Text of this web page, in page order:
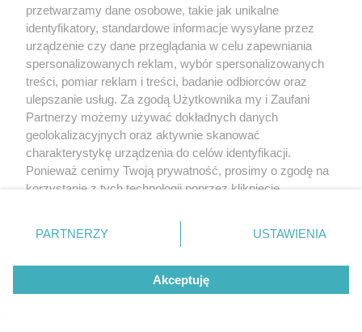
DOMOWE TRIKI
Dodaj jedną łyżeczkę do gotowania.
Skorupka z jajek zejdzie bez
problemu
ZOBACZ WIĘCEJ
przetwarzamy dane osobowe, takie jak unikalne
identyfikatory, standardowe informacje wysyłane przez
urządzenie czy dane przeglądania w celu zapewniania
spersonalizowanych reklam, wybór spersonalizowanych
treści, pomiar reklam i treści, badanie odbiorców oraz
ulepszanie usług. Za zgodą Użytkownika my i Zaufani
Partnerzy możemy używać dokładnych danych
geolokalizacyjnych oraz aktywnie skanować
charakterystykę urządzenia do celów identyfikacji.
Ponieważ cenimy Twoją prywatność, prosimy o zgodę na
korzystanie z tych technologii poprzez kliknięcie
zmienić/wycofać klikając przycisk ustawień prywatności
znajdujący się w lewym dolnym rogu strony
rodzaje przetwarzania danych nie wymagają zgody
użytkownika, ale masz prawo sprzeciwić się takiemu
przetwarzaniu. Preferencje będą miały zastosowanie tylko
PARTNERZY USTAWIENIA
Akceptuję